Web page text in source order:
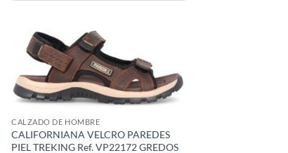
CALZADO DE HOMBRE
CALIFORNIANA VELCRO PAREDES
PIEL TREKING Ref. VP22172 GREDOS